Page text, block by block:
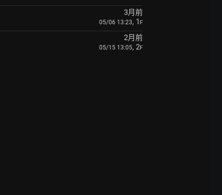
3月前
05/06 13:23, 1 F
2月前
05/15 13:05, 2F